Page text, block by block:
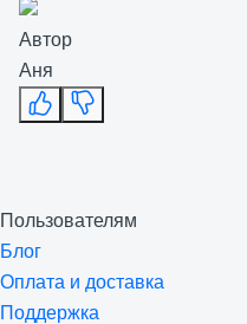
Автор
Аня
Пользователям
Блог
Оплата и доставка
Поддержка